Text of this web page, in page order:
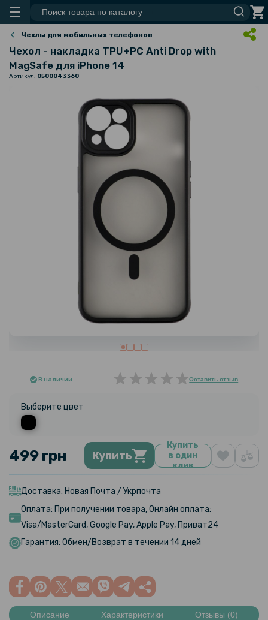
Чехлы для мобильных телефонов
Чехол - накладка TPU+PC Anti Drop with
MagSafe для iPhone 14
Артикул: 0500043360
В наличии Оставить отзыв
Выберите цвет
499 грн Купить
Купить
в один
клик
Доставка: Новая Почта / Укрпочта
Оплата: При получении товара, Онлайн оплата:
Visa/MasterCard, Google Pay, Apple Pay, Приват24
Гарантия: Обмен/Возврат в течении 14 дней
Описание Характеристики Отзывы (0)